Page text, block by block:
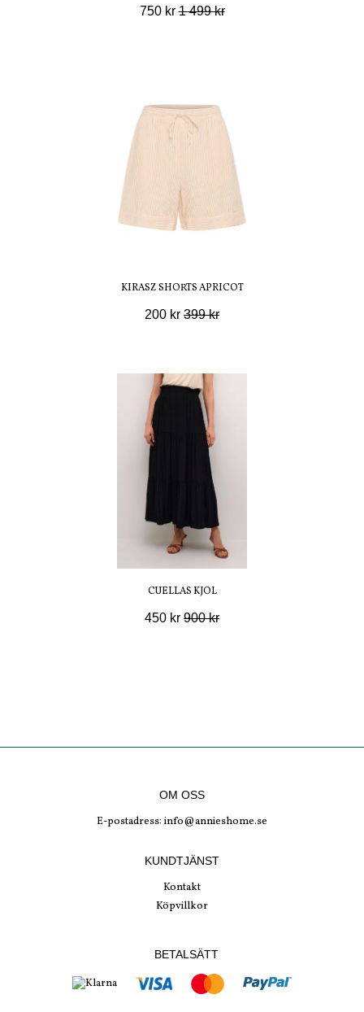
750 kr1 499 kr
KIRASZ SHORTS APRICOT
200 kr 399 kr
CUELLAS KJOL
450 kr 900 kr
OM OSS
E-postadress: info@annieshome.se
KUNDTJÄNST
Kontakt
Köpvillkor
BETALSÄTT